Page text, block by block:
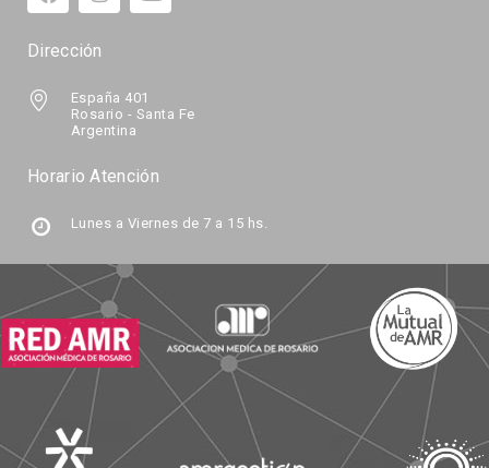
Dirección
España 401
Rosario - Santa Fe
Argentina
Horario Atención
Lunes a Viernes de 7 a 15 hs.